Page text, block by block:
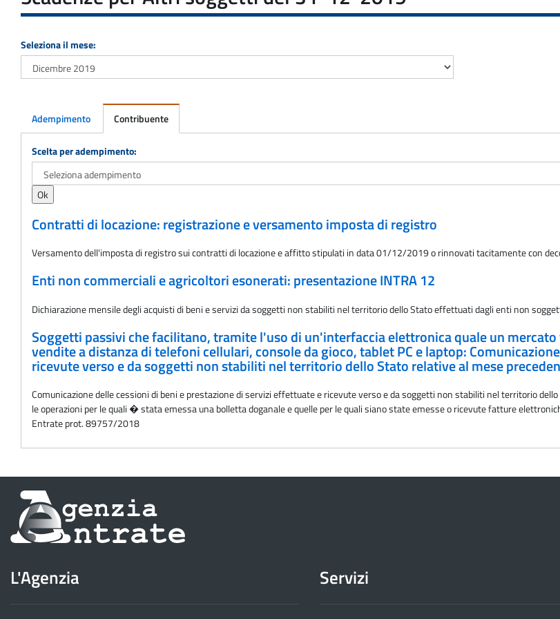
Seleziona il mese:
Adempimento Contribuente
Adempimento
Scelta per adempimento:
Contratti di locazione: registrazione e versamento imposta di registro
Versamento dell'imposta di registro sui contratti di locazione e affitto stipulati in data 01/12/2019 o rinnovati tacitamente con
Enti non commerciali e agricoltori esonerati: presentazione INTRA 12
Dichiarazione mensile degli acquisti di beni e servizi da soggetti non stabiliti nel territorio dello Stato effettuati dagli enti non
Soggetti passivi che facilitano, tramite l'uso di un'interfaccia elettronica quale un
vendite a distanza di telefoni cellulari, console da gioco, tablet PC e laptop:
ricevute verso e da soggetti non stabiliti nel territorio dello Stato relative al mese
Comunicazione delle cessioni di beni e prestazione di servizi effettuate e ricevute verso e da soggetti non stabiliti nel territorio
le operazioni per le quali � stata emessa una bolletta doganale e quelle per le quali siano state emesse o ricevute fatture
Entrate prot. 89757/2018
Informazioni
sul
dell'Agenzia
delle
L'Agenzia Servizi